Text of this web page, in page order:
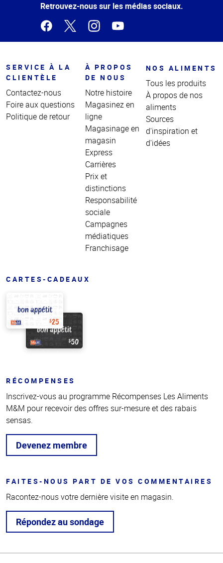
Retrouvez-nous sur les médias sociaux.
SERVICE À LA
CLIENTÈLE
Contactez-nous
Foire aux questions
Politique de retour
À PROPOS
DE NOUS
Notre histoire
Magasinez en
ligne
Magasinage en
magasin
Express
Carrières
Prix et
distinctions
Responsabilité
sociale
Campagnes
médiatiques
Franchisage
NOS ALIMENTS
Tous les produits
À propos de nos
aliments
Sources
d'inspiration et
d'idées
CARTES-CADEAUX
RÉCOMPENSES
Inscrivez-vous au programme Récompenses Les Aliments
M&M pour recevoir des offres sur-mesure et des rabais
sensas.
Devenez membre
FAITES-NOUS PART DE VOS COMMENTAIRES
Racontez-nous votre dernière visite en magasin.
Répondez au sondage